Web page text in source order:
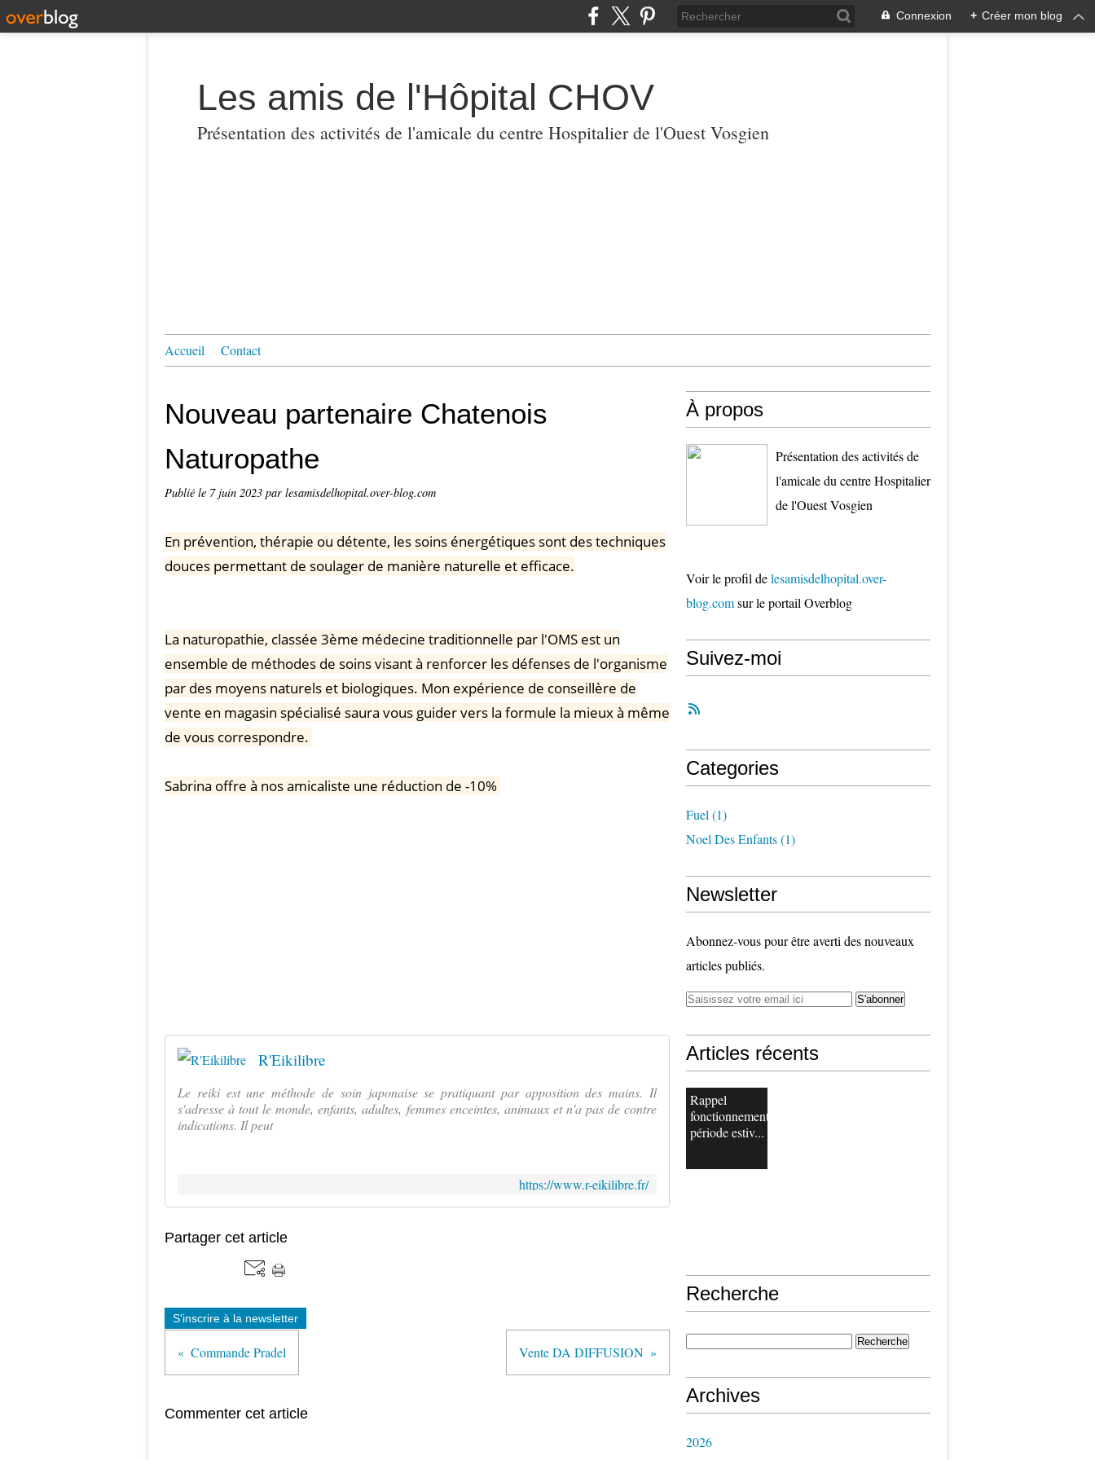
Connexion + Créer mon blog
Les amis de l'Hôpital CHOV
Présentation des activités de l'amicale du centre Hospitalier de l'Ouest Vosgien
Accueil Contact
Nouveau partenaire Chatenois
Naturopathe
Publié le 7 juin 2023 par lesamisdelhopital.over-blog.com
En prévention, thérapie ou détente, les soins énergétiques sont des techniques
douces permettant de soulager de manière naturelle et efficace.
La naturopathie, classée 3ème médecine traditionnelle par l'OMS est un
ensemble de méthodes de soins visant à renforcer les défenses de l'organisme
par des moyens naturels et biologiques. Mon expérience de conseillère de
vente en magasin spécialisé saura vous guider vers la formule la mieux à même
de vous correspondre.
Sabrina offre à nos amicaliste une réduction de -10%
R'Eikilibre
Le reiki est une méthode de soin japonaise se pratiquant par apposition des mains. Il
s'adresse à tout le monde, enfants, adultes, femmes enceintes, animaux et n'a pas de contre
indications. Il peut
https://www.r-eikilibre.fr/
Partager cet article
S'inscrire à la newsletter
Commande Pradel Vente DA DIFFUSION
Commenter cet article
À propos
Présentation des activités de
l'amicale du centre Hospitalier
de l'Ouest Vosgien
Voir le profil delesamisdelhopital.over-
blog.comsur le portail Overblog
Suivez-moi
Categories
Fuel (1)
Noel Des Enfants(1)
Newsletter
Abonnez-vous pour être averti des nouveaux
articles publiés.
Articles récents
Rappel
fonctionnement
période estiv...
Recherche
Archives
2026